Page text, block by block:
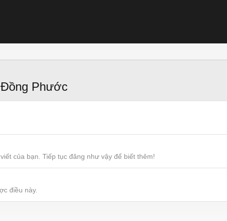
Phước
của bạn. Tiếp tục đăng như vậy để biết thêm!
điều này.